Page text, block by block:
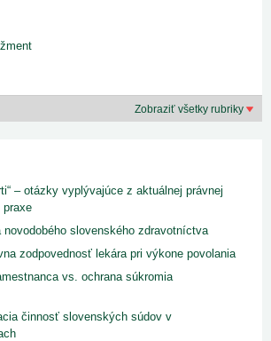
Zobraziť všetky rubriky
– otázky vyplývajúce z aktuálnej právnej
praxe
novodobého slovenského zdravotníctva
zodpovednosť lekára pri výkone povolania
vs. ochrana súkromia
činnosť slovenských súdov v